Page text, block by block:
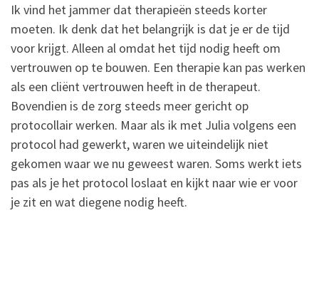
Ik vind het jammer dat therapieën steeds korter
moeten. Ik denk dat het belangrijk is dat je er de tijd
voor krijgt. Alleen al omdat het tijd nodig heeft om
vertrouwen op te bouwen. Een therapie kan pas werken
als een cliënt vertrouwen heeft in de therapeut.
Bovendien is de zorg steeds meer gericht op
protocollair werken. Maar als ik met Julia volgens een
protocol had gewerkt, waren we uiteindelijk niet
gekomen waar we nu geweest waren. Soms werkt iets
pas als je het protocol loslaat en kijkt naar wie er voor
je zit en wat diegene nodig heeft.